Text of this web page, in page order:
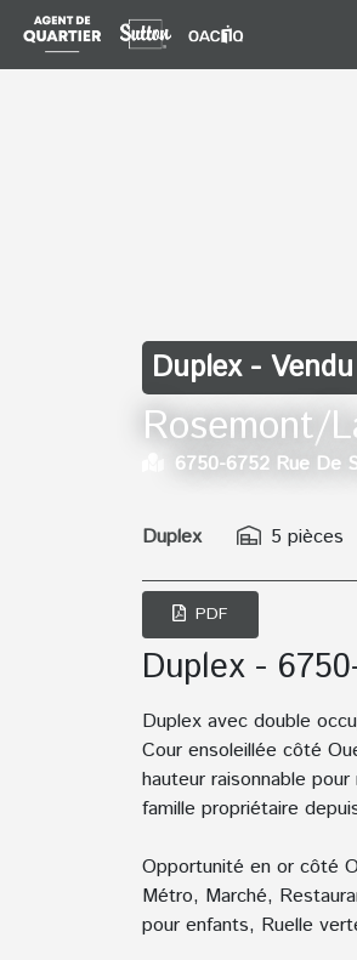
Duplex - Vendu
Rosemont/
6750-6752 Rue De
Duplex 5 pièces
PDF
Duplex -
Duplex avec double
Cour ensoleillée côté
hauteur raisonnable
famille propriétaire
Opportunité en or côté
Métro, Marché,
pour enfants, Ruelle